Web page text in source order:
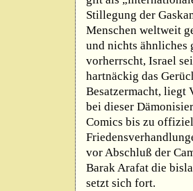
Stillegung der
Menschen weltweit
und nichts ähnliches
vorherrscht, Israel
hartnäckig das
Besatzermacht, liegt
bei dieser
Comics bis zu
vor Abschluß der
Barak Arafat die
setzt sich fort.